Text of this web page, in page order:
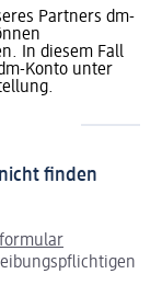
Partners dm-
In diesem Fall
Konto unter
finden